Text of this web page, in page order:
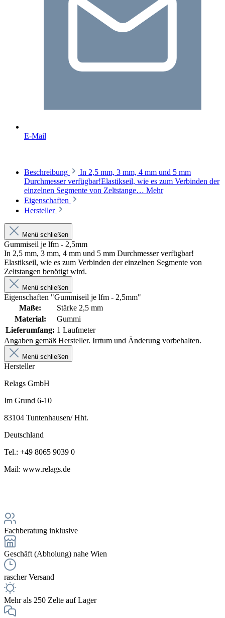
E-Mail
Beschreibung
In 2,5 mm, 3 mm, 4 mm und 5 mm
Durchmesser verfügbar!Elastikseil, wie es zum Verbinden der
einzelnen Segmente von Zeltstange… Mehr
Eigenschaften
Hersteller
Menü schließen
Gummiseil je lfm - 2,5mm
In 2,5 mm, 3 mm, 4 mm und 5 mm Durchmesser verfügbar!
Elastikseil, wie es zum Verbinden der einzelnen Segmente von
Zeltstangen benötigt wird.
Menü schließen
Eigenschaften "Gummiseil je lfm - 2,5mm"
Maße:
Stärke 2,5 mm
Material:
Gummi
Lieferumfang: 1 Laufmeter
Angaben gemäß Hersteller. Irrtum und Änderung vorbehalten.
Menü schließen
Hersteller
Relags GmbH
Im Grund 6-10
83104 Tuntenhausen/ Hht.
Deutschland
Tel.: +49 8065 9039 0
Mail: www.relags.de
Fachberatung inklusive
Geschäft (Abholung) nahe Wien
rascher Versand
Mehr als 250 Zelte auf Lager